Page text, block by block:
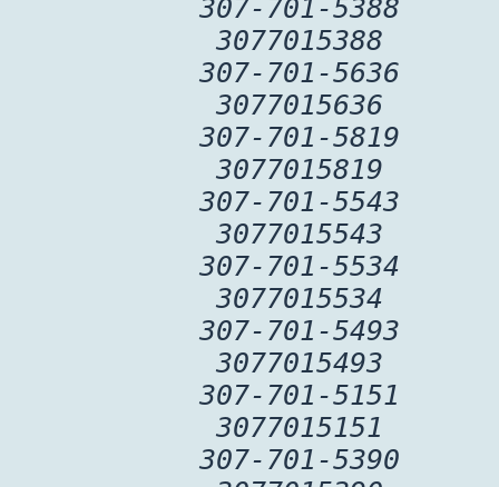
307-701-5388
3077015388
307-701-5636
3077015636
307-701-5819
3077015819
307-701-5543
3077015543
307-701-5534
3077015534
307-701-5493
3077015493
307-701-5151
3077015151
307-701-5390